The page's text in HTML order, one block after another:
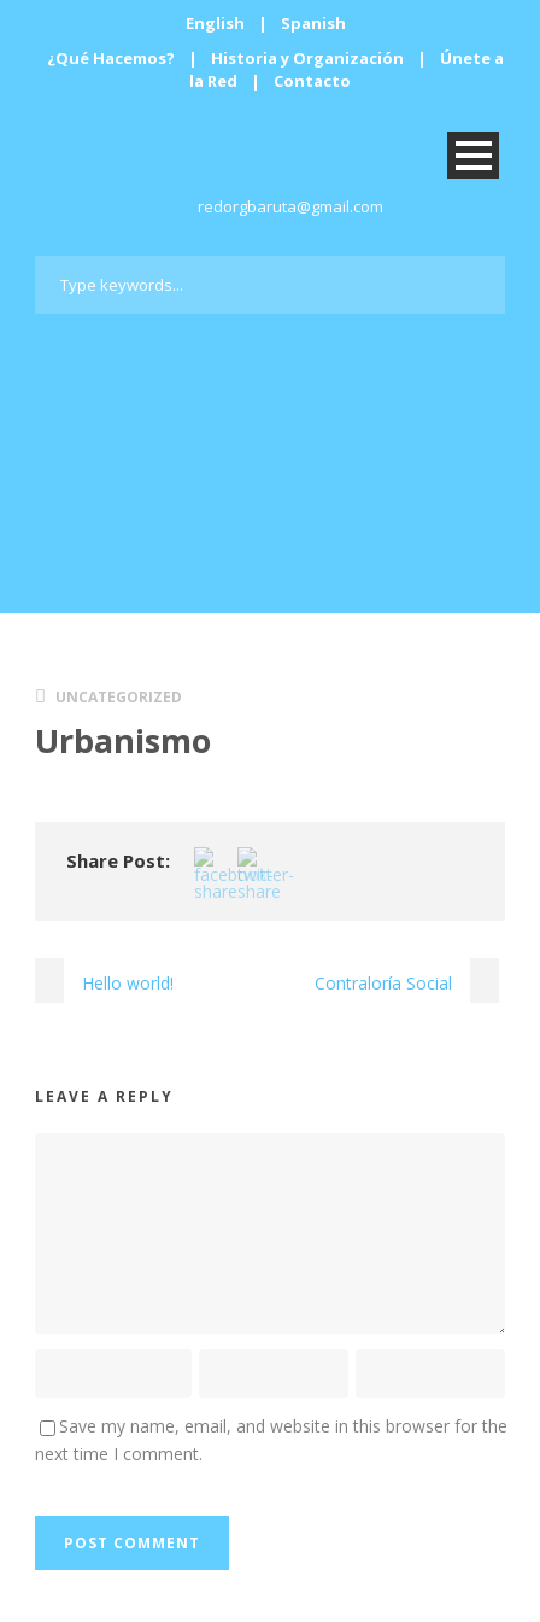
English |
Spanish
¿Qué Hacemos?
| Historia y Organización |
Únete a
la Red
| Contacto
redorgbaruta@gmail.com
UNCATEGORIZED
Urbanismo
Share Post:
Hello world! Contraloría Social
LEAVE A REPLY
Save my name, email, and website in this browser for the
next time I comment.